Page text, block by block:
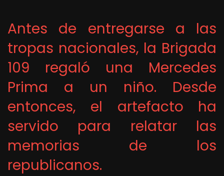
Antes de entregarse a las
tropas nacionales, la Brigada
109 regaló una Mercedes
Prima a un niño. Desde
entonces, el artefacto ha
servido para relatar las
memorias de los
republicanos.